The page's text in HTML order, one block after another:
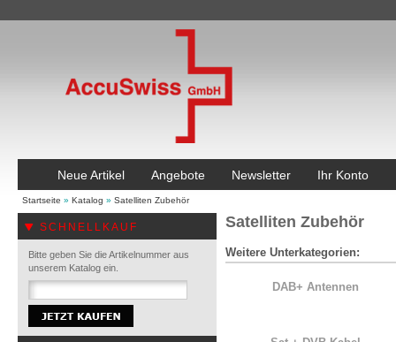
Neue Artikel Angebote Newsletter Ihr Konto
Startseite » Katalog » Satelliten Zubehör
SCHNELLKAUF
Bitte geben Sie die Artikelnummer aus
unserem Katalog ein.
Satelliten Zubehör
Weitere Unterkategorien:
DAB+ Antennen